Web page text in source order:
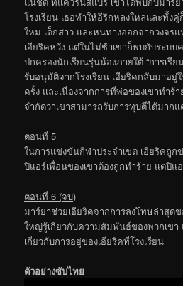
โรงเรียน เธอทำให้อีริกหลงใหลและทั้ง
ใหม่ เด็กสาว และหนทางออกจากวงจร
เอียริคหวัง แต่ในไม่ช้าเขาก็พบกับระบ
ปกครองนักเรียนรุ่นน้องภายใต้ “การเรี
รับอนุมัติจากโรงเรียน เอียริคกลับมาอยู่
ครั้ง และเนื่องจากการที่พ่อของเขาทำร้
จำกัดว่าเขาสามารถรับการทุบตีได้มาก
ตอนที่ 5
ในการแข่งขันกีฬาประจำเขต เอียริคถู
ปิแอร์เพื่อนของเขาต้องถูกทำร้าย แต่ปิ
ตอนที่ 6 (จบ)
มาร์ยาช่วยเอียริคจากการลงโทษล่าสุด
ใหญ่รู้เกี่ยวกับความสัมพันธ์ของพวกเขา
เกี่ยวกับการอยู่ของเอียริคที่โรงเรียน
ตัวอย่างซับไทย